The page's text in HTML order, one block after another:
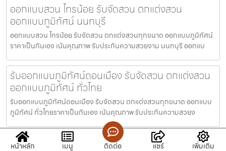
ออกแบบสวน ไทรน้อย รับจัดสวน ตกแต่งสวน
ออกแบบภูมิทัศน์ นนทบุรี
ออกแบบสวน ไทรน้อย รับจัดสวน ตกแต่งสวนทุกขนาด ออกแบบภูมิทัศน์
ราคาเป็นกันเอง เน้นคุณภาพ รับประกันความสวยงาม นนทบุรี ออกแบ
รับออกแบบภูมิทัศน์ดอนเมือง รับจัดสวน ตกแต่งสวน
ออกแบบภูมิทัศน์ ทั่วไทย
รับออกแบบภูมิทัศน์ดอนเมือง รับจัดสวน ตกแต่งสวนทุกขนาด ออกแบบ
ภูมิทัศน์ ทั่วไทยราคาเป็นกันเอง เน้นคุณภาพ รับประกันความสวยง
รับจัดสวนอุทัยธานี รับจัดสวน ตกแต่งสวน ออกแบบ
หน้าหลัก เมนู ติดต่อ แชร์ เพิ่มเติม